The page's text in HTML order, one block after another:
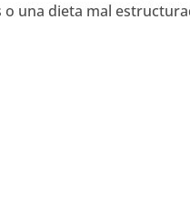
una dieta mal